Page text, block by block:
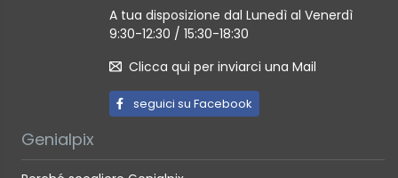
A tua disposizione dal Lunedì al Venerdì
9:30-12:30 / 15:30-18:30
Clicca qui per inviarci una Mail
seguici su Facebook
Genialpix